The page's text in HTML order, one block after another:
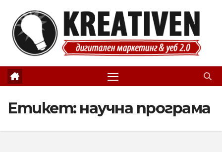
content
Етикет: научна програма